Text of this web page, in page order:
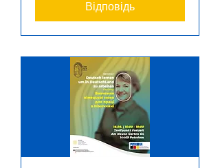
Відповідь